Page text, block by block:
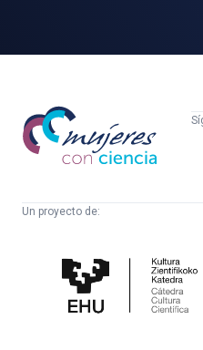
Mujeres
con
ciencia
Un proyecto de:
Cultura
Científica